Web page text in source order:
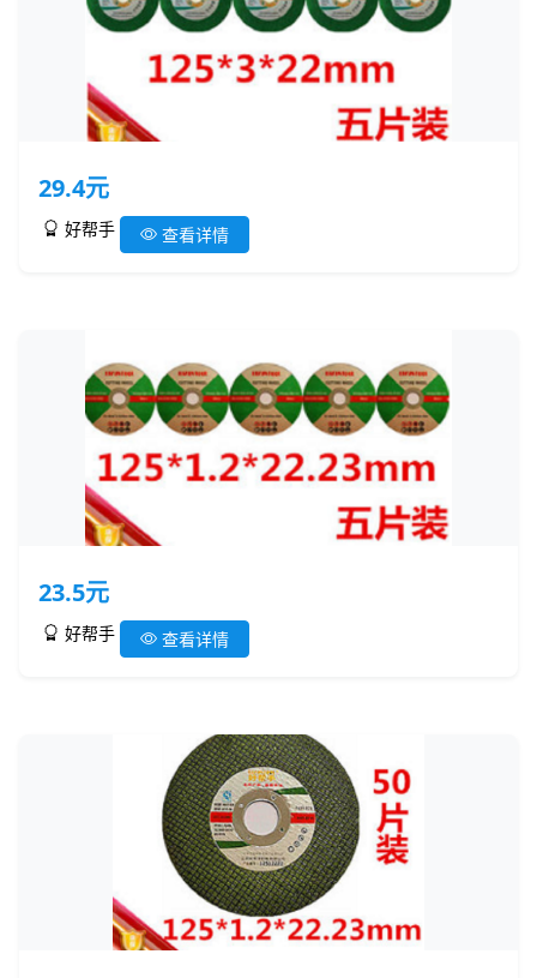
29.4元
好帮手 查看详情
23.5元
好帮手 查看详情